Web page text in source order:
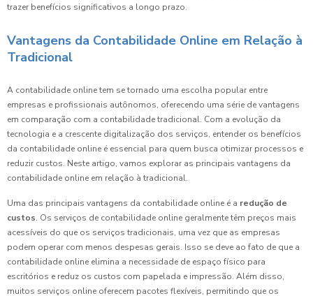
trazer benefícios significativos a longo prazo.
Vantagens da Contabilidade Online em Relação à
Tradicional
A contabilidade online tem se tornado uma escolha popular entre
empresas e profissionais autônomos, oferecendo uma série de vantagens
em comparação com a contabilidade tradicional. Com a evolução da
tecnologia e a crescente digitalização dos serviços, entender os benefícios
da contabilidade online é essencial para quem busca otimizar processos e
reduzir custos. Neste artigo, vamos explorar as principais vantagens da
contabilidade online em relação à tradicional.
Uma das principais vantagens da contabilidade online é a redução de
custos. Os serviços de contabilidade online geralmente têm preços mais
acessíveis do que os serviços tradicionais, uma vez que as empresas
podem operar com menos despesas gerais. Isso se deve ao fato de que a
contabilidade online elimina a necessidade de espaço físico para
escritórios e reduz os custos com papelada e impressão. Além disso,
muitos serviços online oferecem pacotes flexíveis, permitindo que os